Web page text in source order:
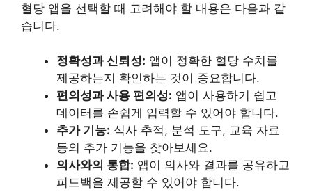
혈당 앱을 선택할 때 고려해야 할 내용은 다음과 같
습니다.
정확성과 신뢰성: 앱이 정확한 혈당 수치를
제공하는지 확인하는 것이 중요합니다.
편의성과 사용 편의성: 앱이 사용하기 쉽고
데이터를 손쉽게 입력할 수 있어야 합니다.
추가 기능: 식사 추적, 분석 도구, 교육 자료
등의 추가 기능을 찾아보세요.
의사와의 통합: 앱이 의사와 결과를 공유하고
피드백을 제공할 수 있어야 합니다.